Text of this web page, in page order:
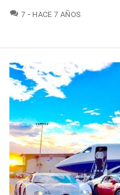
7 COMENTARIOS
HACE 7 AÑOS